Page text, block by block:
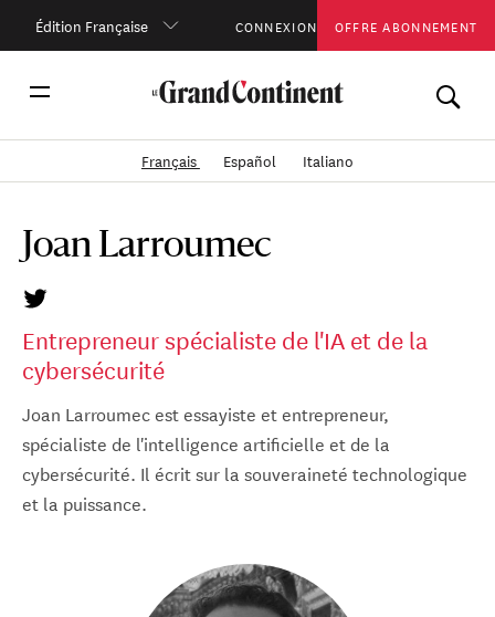
Édition Française CONNEXION OFFRE ABONNEMENT
Français Español Italiano
Joan Larroumec
Entrepreneur spécialiste de l'IA et de la
cybersécurité
Joan Larroumec est essayiste et entrepreneur,
spécialiste de l'intelligence artificielle et de la
cybersécurité. Il écrit sur la souveraineté technologique
et la puissance.